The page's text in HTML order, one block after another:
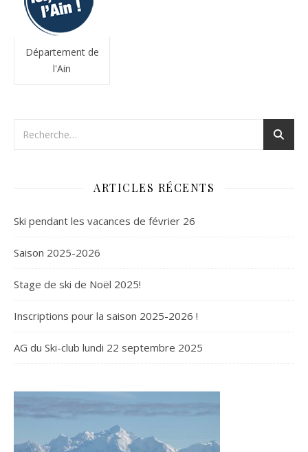
Département de
l'Ain
ARTICLES RÉCENTS
Ski pendant les vacances de février 26
Saison 2025-2026
Stage de ski de Noël 2025!
Inscriptions pour la saison 2025-2026 !
AG du Ski-club lundi 22 septembre 2025